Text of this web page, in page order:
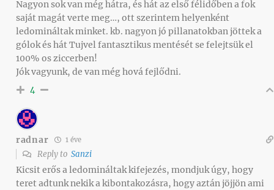
Nagyon sok van még hátra, és hát az első félidőben a fok
saját magát verte meg…, ott szerintem helyenként
ledomináltak minket. kb. nagyon jó pillanatokban jöttek a
gólok és hát Tujvel fantasztikus mentését se felejtsük el
100% os ziccerben!
Jók vagyunk, de van még hová fejlődni.
4
radnar 1 éve
Reply to Sanzi
Kicsit erős a ledomináltak kifejezés, mondjuk úgy, hogy
teret adtunk nekik a kibontakozásra, hogy aztán jöjjön ami